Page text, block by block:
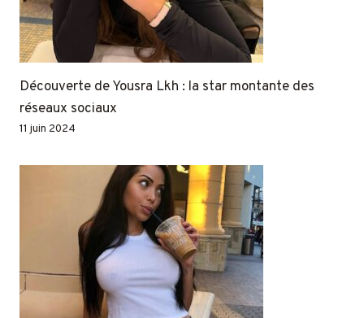
Découverte de Yousra Lkh : la star montante des
réseaux sociaux
11 juin 2024